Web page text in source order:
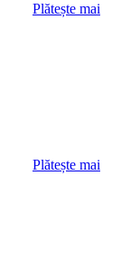
Plătește mai
Plătește mai